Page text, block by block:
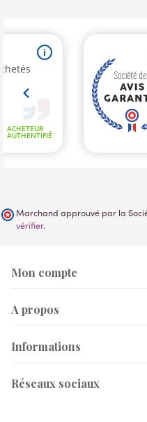
Marchand approuvé par la
vérifier.
Mon compte
A propos
Informations
Réseaux sociaux